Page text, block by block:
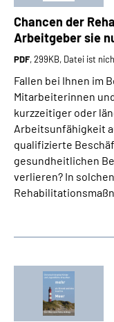
Online-Services
Inhalte in
Leichte Sprache
Suche
Chancen der
Arbeitgeber sie
PDF, 299KB, Datei ist
Fallen bei Ihnen im
Mitarbeiterinnen
kurzzeitiger oder
Arbeitsunfähigkeit
qualifizierte
gesundheitlichen
verlieren? In